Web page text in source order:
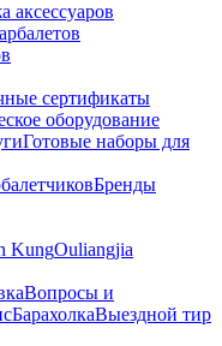
аксессуаров
Готовые наборы для
Бренды
KungOuliangjia
Вопросы и
БарахолкаВыездной тир